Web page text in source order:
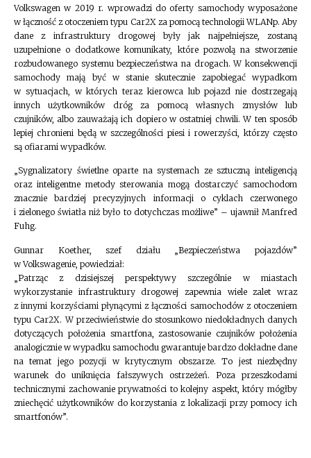
Volkswagen w 2019 r. wprowadzi do oferty samochody wyposażone
w łączność z otoczeniem typu Car2X za pomocą technologii WLANp. Aby
dane z infrastruktury drogowej były jak najpełniejsze, zostaną
uzupełnione o dodatkowe komunikaty, które pozwolą na stworzenie
rozbudowanego systemu bezpieczeństwa na drogach. W konsekwencji
samochody mają być w stanie skutecznie zapobiegać wypadkom
w sytuacjach, w których teraz kierowca lub pojazd nie dostrzegają
innych użytkowników dróg za pomocą własnych zmysłów lub
czujników, albo zauważają ich dopiero w ostatniej chwili. W ten sposób
lepiej chronieni będą w szczególności piesi i rowerzyści, którzy często
są ofiarami wypadków.
„Sygnalizatory świetlne oparte na systemach ze sztuczną inteligencją
oraz inteligentne metody sterowania mogą dostarczyć samochodom
znacznie bardziej precyzyjnych informacji o cyklach czerwonego
i zielonego światła niż było to dotychczas możliwe” – ujawnił Manfred
Fuhg.
Gunnar Koether, szef działu „Bezpieczeństwa pojazdów”
w Volkswagenie, powiedział:
„Patrząc z dzisiejszej perspektywy szczególnie w miastach
wykorzystanie infrastruktury drogowej zapewnia wiele zalet wraz
z innymi korzyściami płynącymi z łączności samochodów z otoczeniem
typu Car2X. W przeciwieństwie do stosunkowo niedokładnych danych
dotyczących położenia smartfona, zastosowanie czujników położenia
analogicznie w wypadku samochodu gwarantuje bardzo dokładne dane
na temat jego pozycji w krytycznym obszarze. To jest niezbędny
warunek do uniknięcia fałszywych ostrzeżeń. Poza przeszkodami
technicznymi zachowanie prywatności to kolejny aspekt, który mógłby
zniechęcić użytkowników do korzystania z lokalizacji przy pomocy ich
smartfonów”.